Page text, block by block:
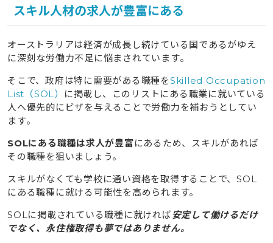
スキル人材の求人が豊富にある
オーストラリアは経済が成長し続けている国であるがゆえ
に深刻な労働力不足に悩まされています。
そこで、政府は特に需要がある職種をSkilled Occupation
List（SOL）
に掲載し、このリストにある職業に就いている
人へ優先的にビザを与えることで労働力を補おうとしてい
ます。
SOLにある職種は求人が豊富 にあるため、スキルがあれば
その職種を狙いましょう。
スキルがなくても学校に通い資格を取得することで、SOL
にある職種に就ける可能性を高められます。
SOLに掲載されている職種に就ければ安定して働けるだけ
でなく、永住権取得も夢ではありません。